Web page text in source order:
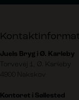
Juels Bryg i Ø. Karleby
Torvevej 1, Ø. Karleby
4900 Nakskov
Kontoret i Søllested